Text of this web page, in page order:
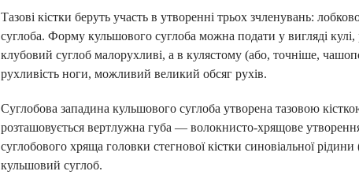
Тазові кістки беруть участь в утворенні трьох зчленувань:
суглоба. Форму кульшового суглоба можна подати у вигляді
клубовий суглоб малорухливі, а в кулястому (або, точніше,
рухливість ноги, можливий великий обсяг рухів.
Суглобова западина кульшового суглоба утворена тазовою
розташовується вертлужна губа — волокнисто-хрящове
суглобового хряща головки стегнової кістки синовіальної
кульшовий суглоб.